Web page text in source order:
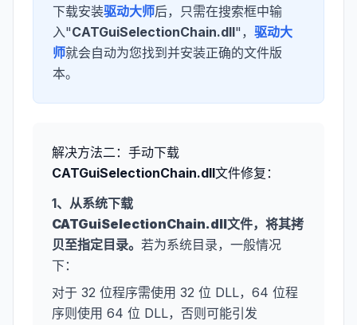
下载安装驱动大师后，只需在搜索框中输
入"CATGuiSelectionChain.dll"， 驱动大
师就会自动为您找到并安装正确的文件版
本。
解决方法二：手动下载
CATGuiSelectionChain.dll文件修复：
1、从系统下载
CATGuiSelectionChain.dll文件，将其拷
贝至指定目录。 若为系统目录，一般情况
下：
对于 32 位程序需使用 32 位 DLL，64 位程
序则使用 64 位 DLL，否则可能引发